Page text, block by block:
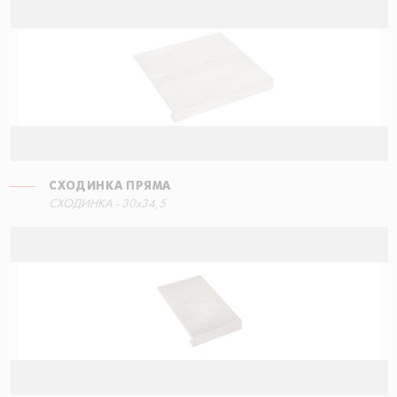
СХОДИНКА ПРЯМА
СХОДИНКА - 30x34,5
СХОДИНКА ПРЯМА
90x34,5